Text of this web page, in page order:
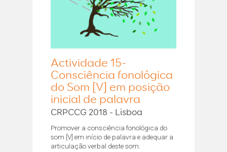
Actividade 15-
Consciência fonológica
do Som [V] em posição
inicial de palavra
CRPCCG 2018 - Lisboa
Promover a consciência fonológica do
som [V] em início de palavra e adequar a
articulação verbal deste som.